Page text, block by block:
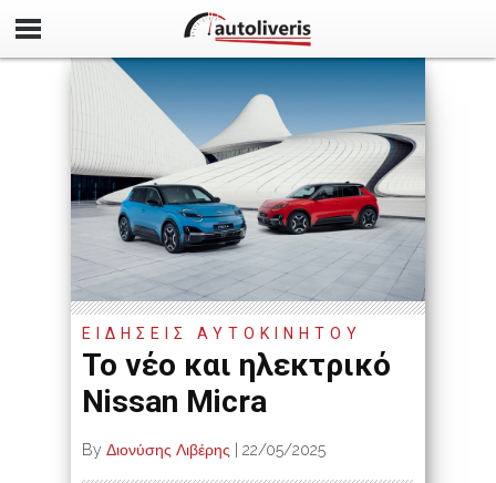
ΕΙΔΗΣΕΙΣ ΑΥΤΟΚΙΝΗΤΟΥ
Το νέο και ηλεκτρικό
Nissan Micra
By Διονύσης Λιβέρης 22/05/2025